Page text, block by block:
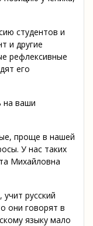
студентов и
и другие
рефлексивные
его
на ваши
проще в нашей
У нас таких
Михайловна
русский
они говорят в
языку мало